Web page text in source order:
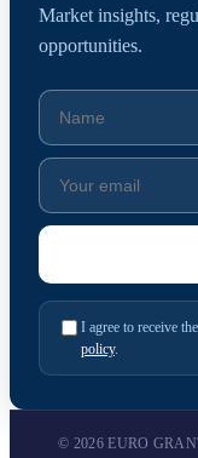
Market insights,
opportunities.
I agree to receive
policy.
© 2026 EURO